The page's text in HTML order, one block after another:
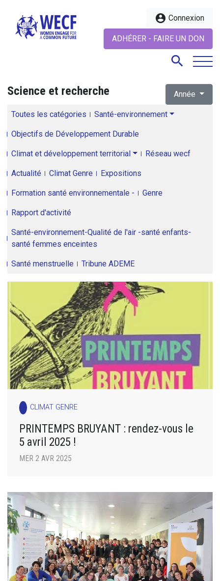
account_circle Connexion
ADHÉRER - FAIRE UN DON
search
Science et recherche Année
Toutes les catégories Santé-environnement
Objectifs de Développement Durable
Climat et développement territorial Réseau wecf
Actualité Climat Genre Expositions
Formation santé environnementale - Genre
Rapport d'activité
Santé-environnement-Qualité de l'air -santé enfants-
santé femmes enceintes
Santé menstruelle Tribune ADEME
CLIMAT GENRE
PRINTEMPS BRUYANT : rendez-vous le
5 avril 2025 !
MER 2 AVR 2025